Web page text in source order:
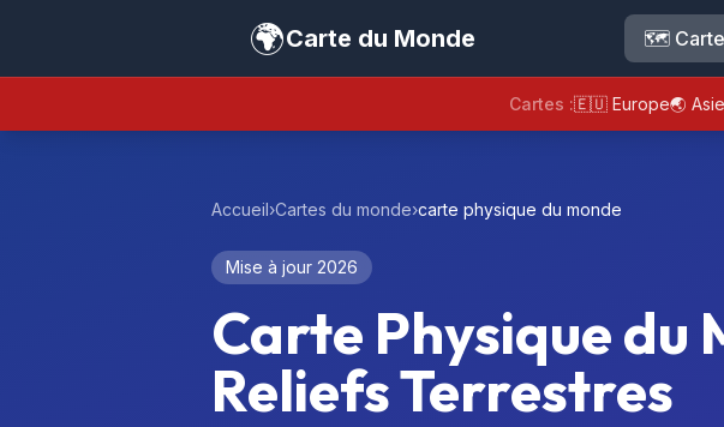
🌍Carte du Monde 🗺️
Cartes :🇪🇺 Europe🌏 Asie
Accueil›Cartes du monde›carte physique du monde
Mise à jour 2026
Carte Physique du
Reliefs Terrestres